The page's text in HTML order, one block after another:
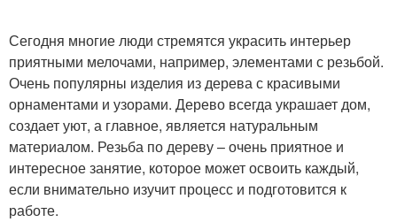
Сегодня многие люди стремятся украсить интерьер
приятными мелочами, например, элементами с резьбой.
Очень популярны изделия из дерева с красивыми
орнаментами и узорами. Дерево всегда украшает дом,
создает уют, а главное, является натуральным
материалом. Резьба по дереву – очень приятное и
интересное занятие, которое может освоить каждый,
если внимательно изучит процесс и подготовится к
работе.